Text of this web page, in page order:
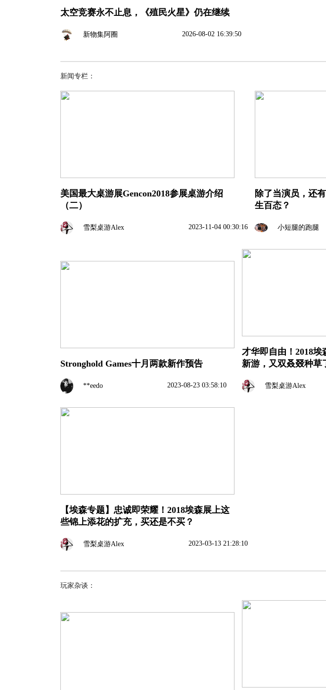
太空竞赛永不止息，《殖民火星》仍在继续
新物集阿圈 2026-08-02 16:39:50
新闻专栏：
美国最大桌游展Gencon2018参展桌游介绍
（二）
雪梨桌游Alex 2023-11-04 00:30:16
除了当演员，还
生百态？
小短腿的跑腿
Stronghold Games十月两款新作预告
**eedo 2023-08-23 03:58:10
才华即自由！2018
新游，又双叒叕种草
雪梨桌游Alex
【埃森专题】忠诚即荣耀！2018埃森展上这
些锦上添花的扩充，买还是不买？
雪梨桌游Alex 2023-03-13 21:28:10
玩家杂谈：